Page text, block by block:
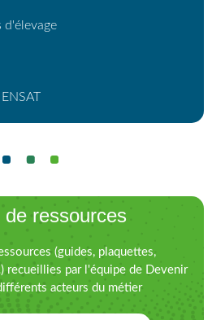
d'élevage
ENSAT
de ressources
(guides, plaquettes,
recueillies par l'équipe de Devenir
acteurs du métier